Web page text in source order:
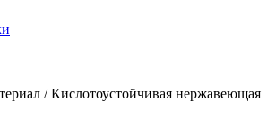
/Кислотоустойчивая нержавеющая